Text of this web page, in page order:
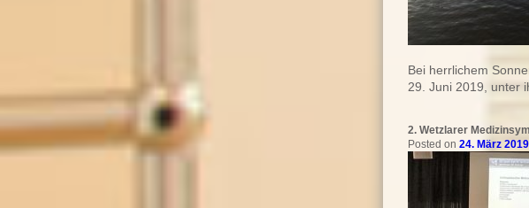
Bei herrlichem
29. Juni 2019, unter
2. Wetzlarer
Posted on24. März 2019